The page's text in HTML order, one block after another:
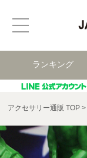
ランキング
アクセサリー通販 TOP